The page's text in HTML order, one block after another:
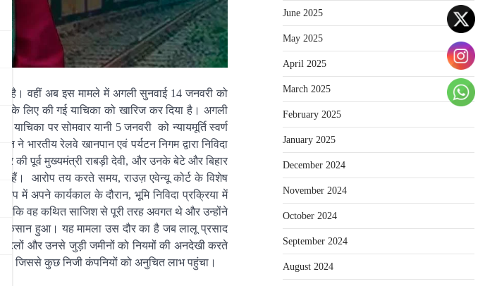
है। वहीं अब इस मामले में अगली सुनवाई 14 जनवरी को
के लिए की गई याचिका को खारिज कर दिया है। अगली
पर सोमवार यानी 5 जनवरी को न्यायमूर्ति स्वर्ण
भारतीय रेलवे खानपान एवं पर्यटन निगम द्वारा निविदा
पूर्व मुख्यमंत्री राबड़ी देवी, और उनके बेटे और बिहार
हैं। आरोप तय करते समय, राउज़ एवेन्यू कोर्ट के विशेष
में अपने कार्यकाल के दौरान, भूमि निविदा प्रक्रिया में
कि वह कथित साजिश से पूरी तरह अवगत थे और उन्होंने
नुकसान हुआ। यह मामला उस दौर का है जब लालू प्रसाद
और उनसे जुड़ी जमीनों को नियमों की अनदेखी करते
गई, जिससे कुछ निजी कंपनियों को अनुचित लाभ पहुंचा।
June 2025
May 2025
April 2025
March 2025
February 2025
January 2025
December 2024
November 2024
October 2024
September 2024
August 2024